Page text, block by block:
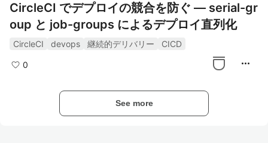
CircleCI でデプロイの競合を防ぐ — serial-gr
oup と job-groups によるデプロイ直列化
CircleCI devops 継続的デリバリー CICD
0 more_horiz
See more